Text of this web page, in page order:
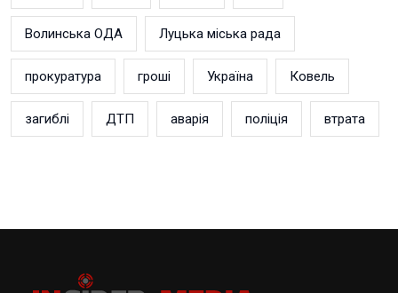
Волинська ОДА Луцька міська рада
прокуратура гроші Україна Ковель
загиблі ДТП аварія поліція втрата